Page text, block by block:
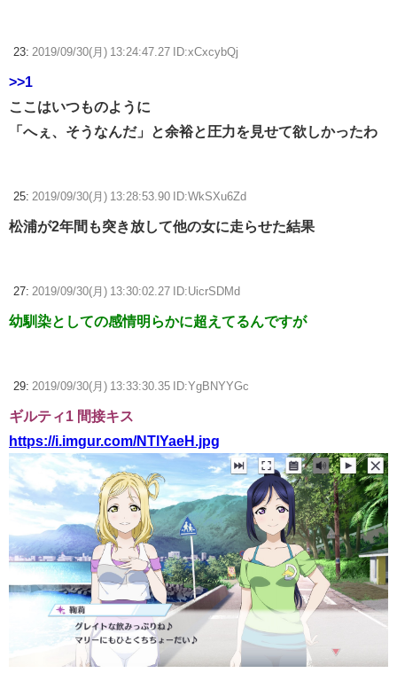
23: 2019/09/30(月) 13:24:47.27 ID:xCxcybQj
>>1
ここはいつものように
「へぇ、そうなんだ」と余裕と圧力を見せて欲しかったわ
25: 2019/09/30(月) 13:28:53.90 ID:WkSXu6Zd
松浦が2年間も突き放して他の女に走らせた結果
27: 2019/09/30(月) 13:30:02.27 ID:UicrSDMd
幼馴染としての感情明らかに超えてるんですが
29: 2019/09/30(月) 13:33:30.35 ID:YgBNYYGc
ギルティ1 間接キス
https://i.imgur.com/NTlYaeH.jpg